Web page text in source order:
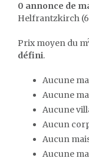
0 annonce de
Helfrantzkirch
Prix moyen du
défini.
Aucune
Aucune
Aucune
Aucun
Aucun
Aucune